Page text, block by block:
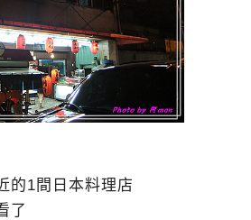
的1間日本料理店
了